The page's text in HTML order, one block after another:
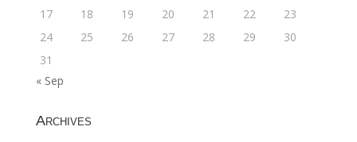
17
18 19 20 21 22
23
24
25 26 27 28 29
30
31
« Sep
Archives